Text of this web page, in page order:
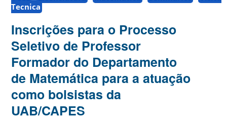
Tecnica
Inscrições para o Processo
Seletivo de Professor
Formador do Departamento
de Matemática para a atuação
como bolsistas da
UAB/CAPES